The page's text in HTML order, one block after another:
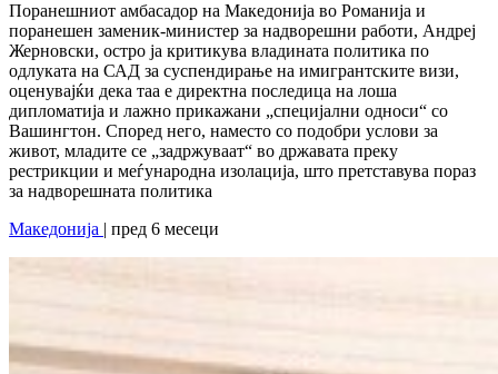
Поранешниот амбасадор на Македонија во Романија и
поранешен заменик-министер за надворешни работи, Андреј
Жерновски, остро ја критикува владината политика по
одлуката на САД за суспендирање на имигрантските визи,
оценувајќи дека таа е директна последица на лоша
дипломатија и лажно прикажани „специјални односи“ со
Вашингтон. Според него, наместо со подобри услови за
живот, младите се „задржуваат“ во државата преку
рестрикции и меѓународна изолација, што претставува пораз
за надворешната политика
Македонија | пред 6 месеци